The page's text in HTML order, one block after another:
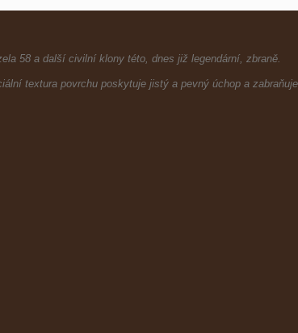
58 a další civilní klony této, dnes již legendární, zbraně.
textura povrchu poskytuje jistý a pevný úchop a